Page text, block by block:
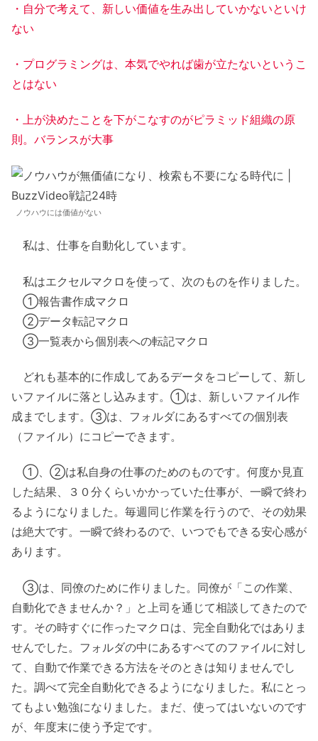
・自分で考えて、新しい価値を生み出していかないといけ
ない
・プログラミングは、本気でやれば歯が立たないというこ
とはない
・上が決めたことを下がこなすのがピラミッド組織の原
則。バランスが大事
ノウハウには価値がない
私は、仕事を自動化しています。
私はエクセルマクロを使って、次のものを作りました。
①報告書作成マクロ
②データ転記マクロ
③一覧表から個別表への転記マクロ
どれも基本的に作成してあるデータをコピーして、新し
いファイルに落とし込みます。①は、新しいファイル作
成までします。③は、フォルダにあるすべての個別表
（ファイル）にコピーできます。
①、②は私自身の仕事のためのものです。何度か見直
した結果、３０分くらいかかっていた仕事が、一瞬で終わ
るようになりました。毎週同じ作業を行うので、その効果
は絶大です。一瞬で終わるので、いつでもできる安心感が
あります。
③は、同僚のために作りました。同僚が「この作業、
自動化できませんか？」と上司を通じて相談してきたので
す。その時すぐに作ったマクロは、完全自動化ではありま
せんでした。フォルダの中にあるすべてのファイルに対し
て、自動で作業できる方法をそのときは知りませんでし
た。調べて完全自動化できるようになりました。私にとっ
てもよい勉強になりました。まだ、使ってはいないのです
が、年度末に使う予定です。